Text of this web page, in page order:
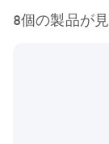
8個の製品が